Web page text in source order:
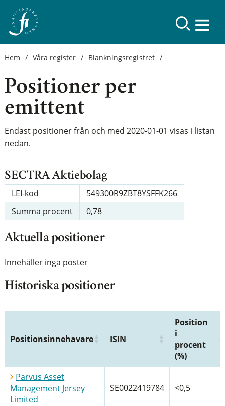
Hem Våra register Blankningsregistret
Positioner per
emittent
Endast positioner från och med 2020-01-01 visas i listan
nedan.
SECTRA Aktiebolag
LEI-kod
549300R9ZBT8YSFFK266
Summa procent
0,78
Aktuella positioner
Innehåller inga poster
Historiska positioner
Positionsinnehavare ISIN
Position
i
procent
(%)
Parvus Asset
Management Jersey
Limited
SE0022419784 <0,5